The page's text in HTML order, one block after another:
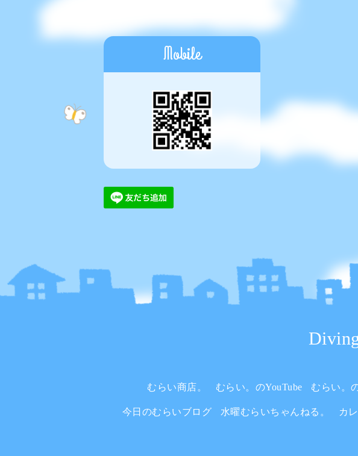
Mobile
むらい商店。 むらい。のYouTube むらい。
今日のむらいブログ 水曜むらいちゃんねる。 カ